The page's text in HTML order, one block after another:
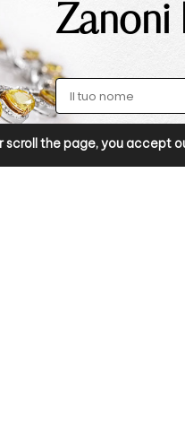
Zanoni
the page, you accept